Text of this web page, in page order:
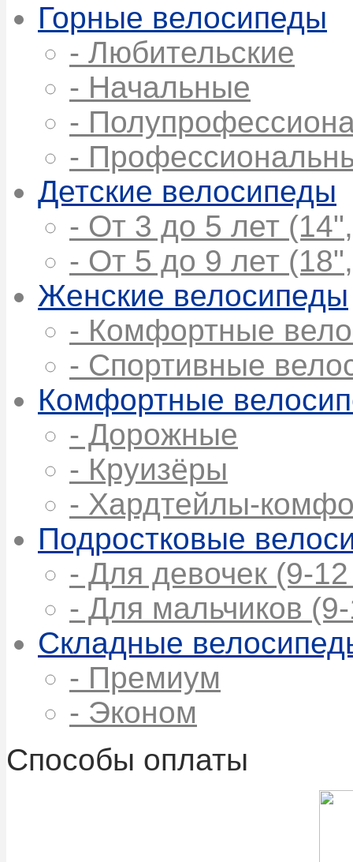
Горные велосипеды
- Любительские
- Начальные
-
-
Детские велосипеды
- От 3 до 5 лет
- От 5 до 9 лет
Женские велосипеды
- Комфортные
- Спортивные
Комфортные
- Дорожные
- Круизёры
- Хардтейлы-
Подростковые
- Для девочек (9-
- Для мальчиков
Складные
- Премиум
- Эконом
Способы оплаты